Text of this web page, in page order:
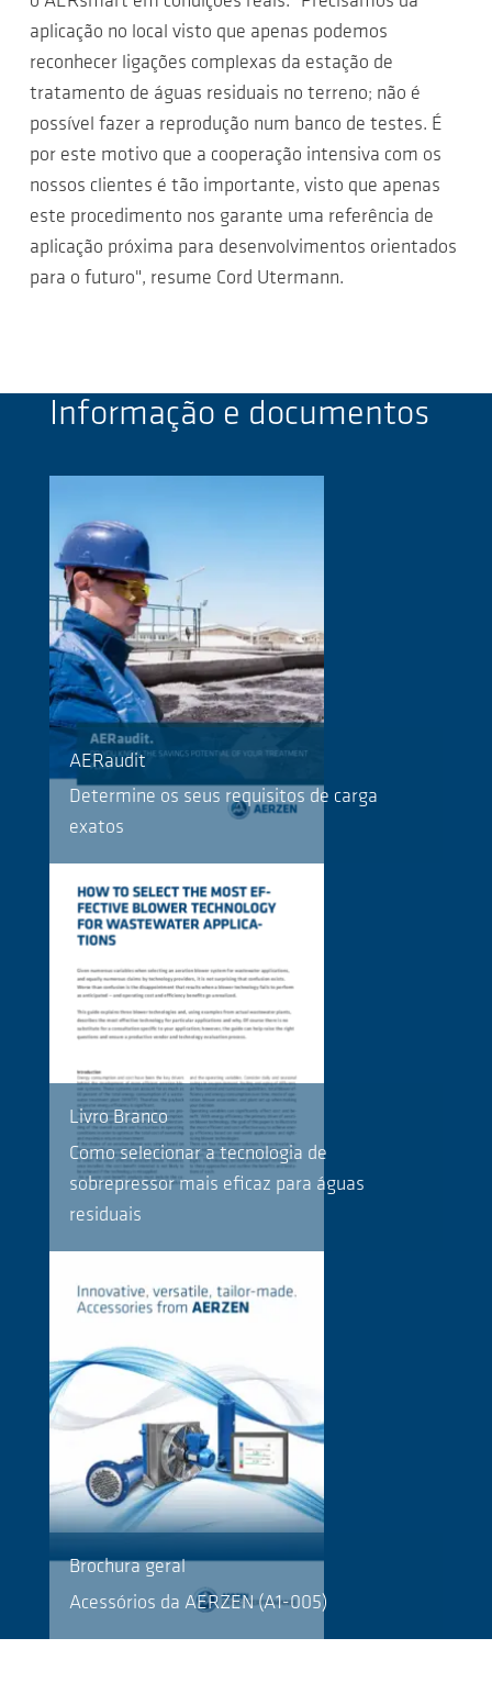
aplicação no local visto que apenas podemos
reconhecer ligações complexas da estação de
tratamento de águas residuais no terreno; não é
possível fazer a reprodução num banco de testes. É
por este motivo que a cooperação intensiva com os
nossos clientes é tão importante, visto que apenas
este procedimento nos garante uma referência de
aplicação próxima para desenvolvimentos orientados
para o futuro", resume Cord Utermann.
Informação e documentos
AERaudit
Determine os seus requisitos de carga
exatos
Livro Branco
Como selecionar a tecnologia de
sobrepressor mais eficaz para águas
residuais
Brochura geral
Acessórios da AERZEN (A1-005)